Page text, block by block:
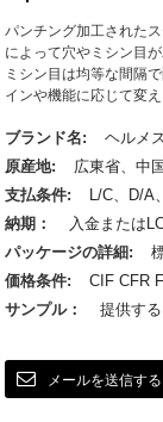
パンチング加工された
によって穴やミシン目
ミシン目は均等な間隔
インや機能に応じて変
ブランド名:
ヘルメ
原産地:
広東省、中
支払条件:
L/C、D/A
納期：
入金または
パッケージの詳細:
価格条件:
CIF CFR
サンプル：
提供する
メールを送信する